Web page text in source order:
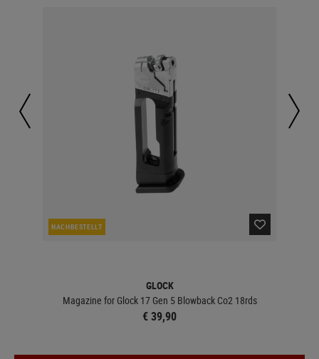
NACHBESTELLT
GLOCK
Magazine for Glock 17 Gen 5 Blowback Co2 18rds
€ 39,90